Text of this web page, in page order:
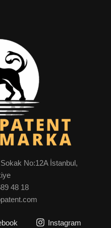
No:12A İstanbul,
48 18
Instagram